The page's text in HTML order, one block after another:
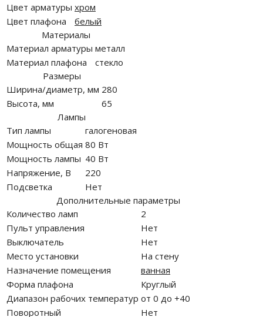
Цвет арматуры хром
Цвет плафона
белый
Материалы
Материал арматуры металл
Материал плафона
стекло
Размеры
Ширина/диаметр, мм 280
Высота, мм
65
Лампы
Тип лампы
галогеновая
Мощность общая 80 Вт
Мощность лампы 40 Вт
Напряжение, В
220
Подсветка
Нет
Дополнительные параметры
Количество ламп
2
Пульт управления
Нет
Выключатель
Нет
Место установки
На стену
Назначение помещения
ванная
Форма плафона
Круглый
Диапазон рабочих температур от 0 до +40
Поворотный
Нет